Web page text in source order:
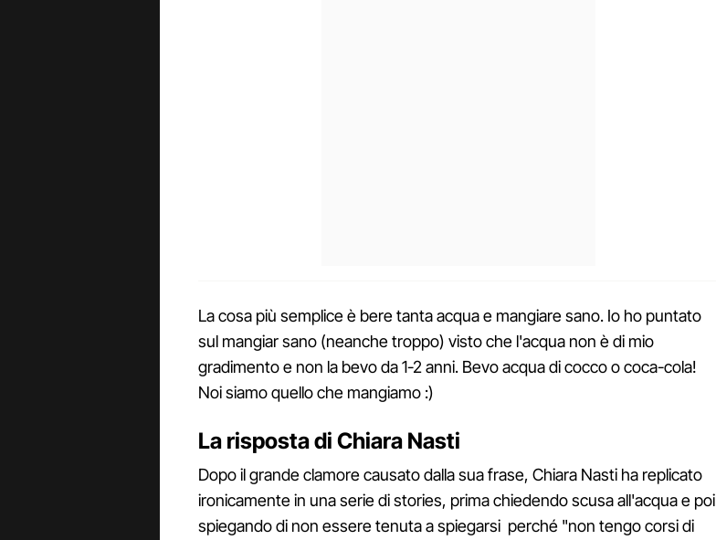
La cosa più semplice è bere tanta acqua e mangiare sano. Io ho puntato
sul mangiar sano (neanche troppo) visto che l'acqua non è di mio
gradimento e non la bevo da 1-2 anni. Bevo acqua di cocco o coca-cola!
Noi siamo quello che mangiamo :)
La risposta di Chiara Nasti
Dopo il grande clamore causato dalla sua frase, Chiara Nasti ha replicato
ironicamente in una serie di stories, prima chiedendo scusa all'acqua e poi
spiegando di non essere tenuta a spiegarsi perché "non tengo corsi di